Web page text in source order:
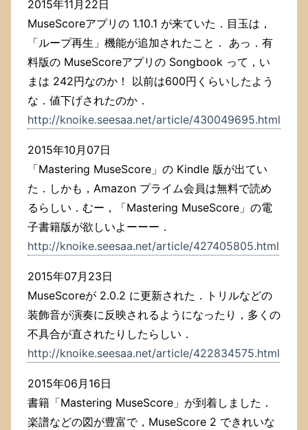
2015年11月22日
MuseScoreアプリの 1.10.1 が来ていた．目玉は，
「ループ再生」機能が追加されたこと． あっ．有
料版の MuseScoreアプリの Songbook って，い
まは 242円なのか！ 以前は600円くらいしたよう
な．値下げされたのか．
http://knoike.seesaa.net/article/430049695.html
2015年10月07日
「Mastering MuseScore」の Kindle 版が出てい
た．しかも，Amazon プライム会員は無料で読め
るらしい．むー，「Mastering MuseScore」の電
子書籍版が欲しいよーーー．
http://knoike.seesaa.net/article/427405805.html
2015年07月23日
MuseScoreが 2.0.2 に更新された．トリルなどの
装飾音が演奏に反映されるようになったり，多くの
不具合が直されたりしたらしい．
http://knoike.seesaa.net/article/422834575.html
2015年06月16日
書籍「Mastering MuseScore」が到着しました．
楽譜などの図が豊富で，MuseScore 2 できれいな